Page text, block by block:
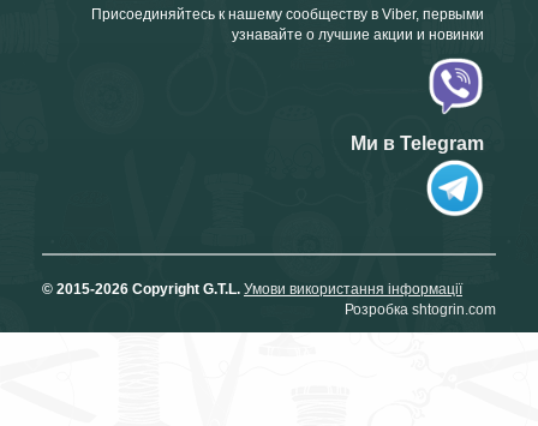
Присоединяйтесь к нашему сообществу в Viber, первыми
узнавайте о лучшие акции и новинки
Ми в Telegram
© 2015-2026 Copyright G.T.L. Умови використання інформації
Розробка shtogrin.com